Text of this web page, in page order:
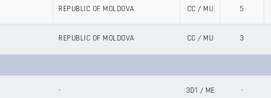
REPUBLIC OF MOLDOVA CC/ MU 5
REPUBLIC OF MOLDOVA CC/ MU 3
- 3D1 / ME -